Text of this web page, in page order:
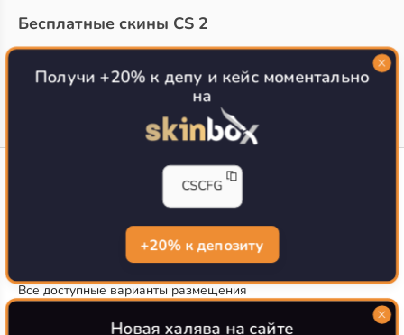
Бесплатные скины CS 2
CS-CONFIG.com © 2020-2026 г.
Политика конфиденциальности
РЕКЛАМА НА САЙТЕ
Все доступные варианты размещения
Согласие на обработку данных
О CS-CONFIG.COM
Получи +20% к депу и кейс моментально
на
CSCFG
+20% к депозиту
Новая халява на сайте